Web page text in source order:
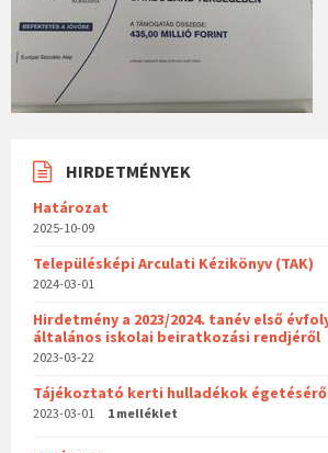
HIRDETMÉNYEK
Határozat
2025-10-09
Településképi Arculati Kézikönyv (TAK)
2024-03-01
Hirdetmény a 2023/2024. tanév első
általános iskolai beiratkozási rendjéről
2023-03-22
Tájékoztató kerti hulladékok
2023-03-01 1 melléklet